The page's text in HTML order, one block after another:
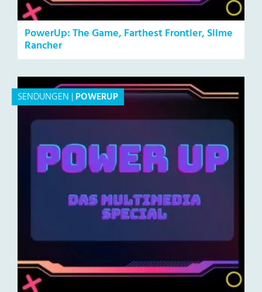
PowerUp: The Game, Farthest Frontier, Slime
Rancher
SENDUNGEN |POWERUP